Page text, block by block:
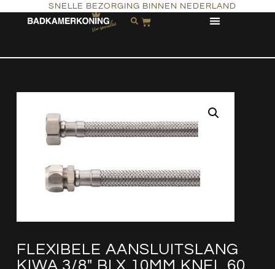
SNELLE BEZORGING BINNEN NEDERLAND
FLEXIBELE AANSLUITSLANG
KIWA 3/8″ BI X 10MM KNEL 60